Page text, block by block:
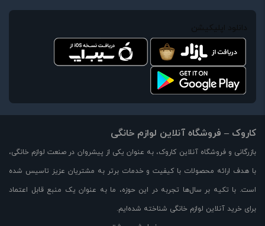
کاروک – فروشگاه آنلاین لوازم خانگی
بازرگانی و فروشگاه آنلاین کاروک، به عنوان یکی از پیشروان در صنعت لوازم خانگی،
با هدف ارائه محصولات با کیفیت و خدمات برتر به مشتریان عزیز تاسیس شده
است. با تکیه بر سال‌ها تجربه در این حوزه، ما به عنوان یک منبع قابل اعتماد
برای خرید آنلاین لوازم خانگی شناخته شده‌ایم.